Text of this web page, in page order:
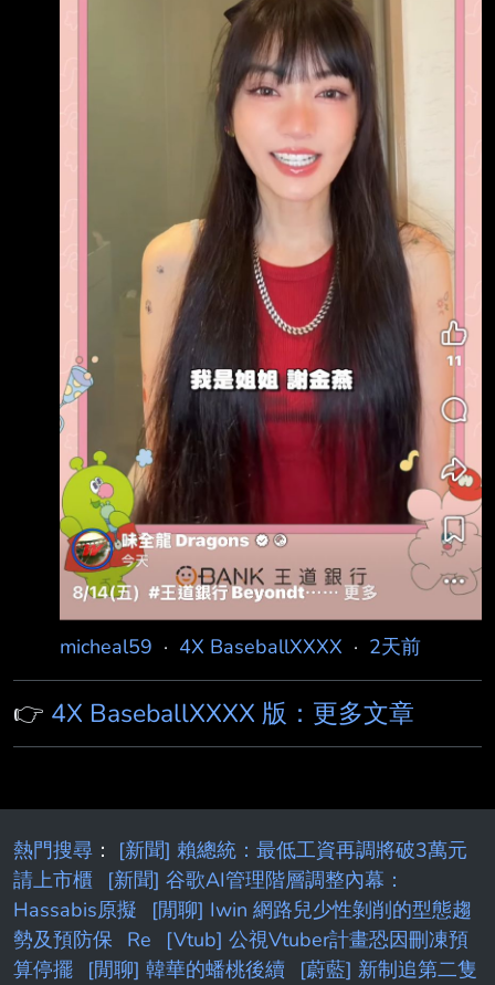
選擇旅外啦 不是所有人都懂，就怕球迷瞎起鬨
micheal59 · 4X BaseballXXXX · 2天前
👉 4X BaseballXXXX 版：更多文章
熱門搜尋 ： [新聞] 賴總統：最低工資再調將破3萬元
請上市櫃
[新聞] 谷歌AI管理階層調整內幕：
Hassabis原擬
[閒聊] Iwin 網路兒少性剝削的型態趨
勢及預防保
Re
[Vtub] 公視Vtuber計畫恐因刪凍預
算停擺
[閒聊] 韓華的蟠桃後續
[蔚藍] 新制追第二隻